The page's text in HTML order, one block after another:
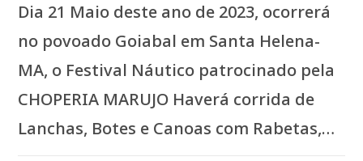
Dia 21 Maio deste ano de 2023, ocorrerá
no povoado Goiabal em Santa Helena-
MA, o Festival Náutico patrocinado pela
CHOPERIA MARUJO Haverá corrida de
Lanchas, Botes e Canoas com Rabetas,…